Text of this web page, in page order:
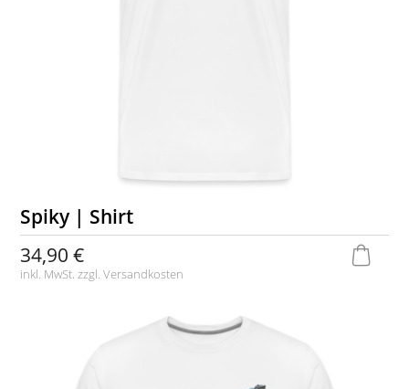
Spiky | Shirt
34,90 €
inkl. MwSt. zzgl.Versandkosten